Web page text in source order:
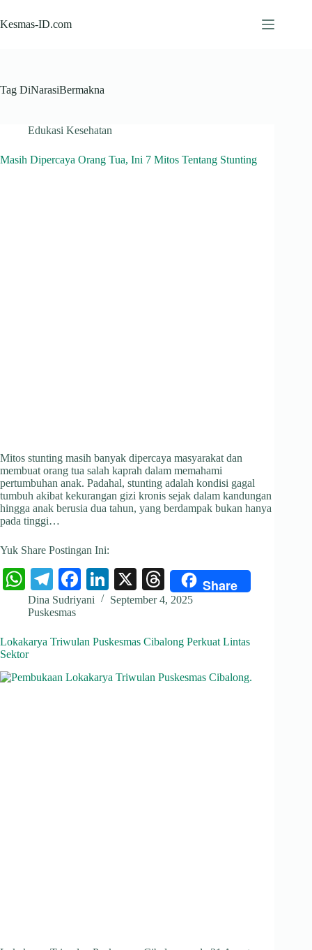
to
content
Kesmas-ID.com
Tag DiNarasiBermakna
Edukasi Kesehatan
Masih Dipercaya Orang Tua, Ini 7 Mitos Tentang Stunting
Mitos stunting masih banyak dipercaya masyarakat dan
membuat orang tua salah kaprah dalam memahami
pertumbuhan anak. Padahal, stunting adalah kondisi gagal
tumbuh akibat kekurangan gizi kronis sejak dalam kandungan
hingga anak berusia dua tahun, yang berdampak bukan hanya
pada tinggi…
Yuk Share Postingan Ini:
W
ha
ts
A
pp
Te
le
gr
a
m
Fa
ce
ok
Li
nk
In
X
T
hr
ds
Share
Dina Sudriyani
September 4, 2025
Puskesmas
Lokakarya Triwulan Puskesmas Cibalong Perkuat Lintas
Sektor